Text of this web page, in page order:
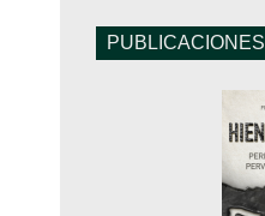
PUBLICACIONES